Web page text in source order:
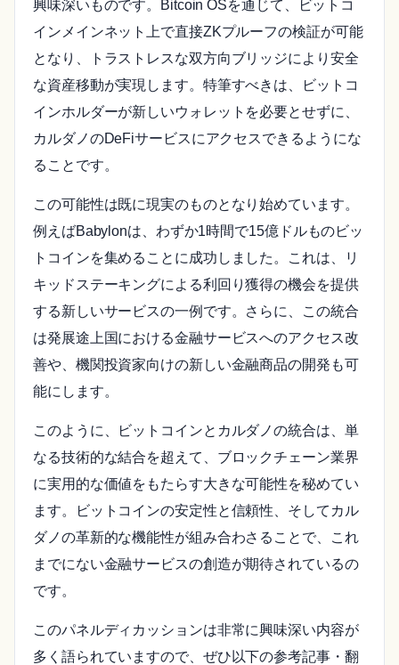
興味深いものです。Bitcoin OSを通じて、ビットコ
インメインネット上で直接ZKプルーフの検証が可能
となり、トラストレスな双方向ブリッジにより安全
な資産移動が実現します。特筆すべきは、ビットコ
インホルダーが新しいウォレットを必要とせずに、
カルダノのDeFiサービスにアクセスできるようにな
ることです。
この可能性は既に現実のものとなり始めています。
例えばBabylonは、わずか1時間で15億ドルものビッ
トコインを集めることに成功しました。これは、リ
キッドステーキングによる利回り獲得の機会を提供
する新しいサービスの一例です。さらに、この統合
は発展途上国における金融サービスへのアクセス改
善や、機関投資家向けの新しい金融商品の開発も可
能にします。
このように、ビットコインとカルダノの統合は、単
なる技術的な結合を超えて、ブロックチェーン業界
に実用的な価値をもたらす大きな可能性を秘めてい
ます。ビットコインの安定性と信頼性、そしてカル
ダノの革新的な機能性が組み合わさることで、これ
までにない金融サービスの創造が期待されているの
です。
このパネルディカッションは非常に興味深い内容が
多く語られていますので、ぜひ以下の参考記事・翻